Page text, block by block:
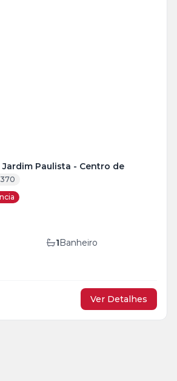
Jardim Paulista - Centro de
1Banheiro
Ver Detalhes